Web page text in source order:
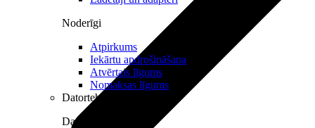
Noderīgi
Atpirkums
Iekārtu apdrošināšana
Atvērtais līgums
Nomaksas līgums
Datortehnika
Datori un Monitori